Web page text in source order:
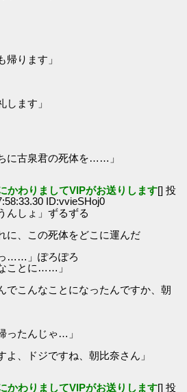
帰ります」
します」
に古泉君の死体を……」
かわりましてVIPがお送りします[] 投
ID:vvieSHoj0
んしょ」ずるずる
、この死体をどこに運んだ
……」ぽろぽろ
ことに……」
でこんなことになったんですか、朝
ったんじゃ…」
よ、ドジですね、朝比奈さん」
かわりましてVIPがお送りします[] 投